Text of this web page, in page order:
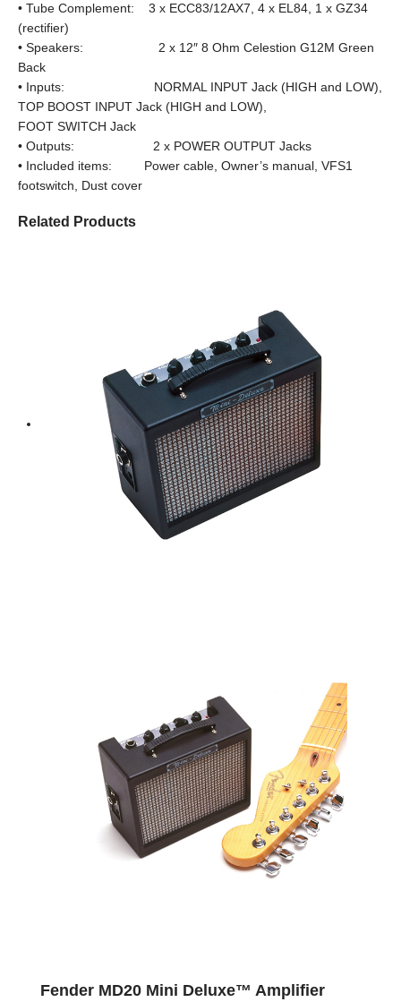
• Tube Complement: 3 x ECC83/12AX7, 4 x EL84, 1 x GZ34
(rectifier)
• Speakers: 2 x 12″ 8 Ohm Celestion G12M Green
Back
• Inputs: NORMAL INPUT Jack (HIGH and LOW),
TOP BOOST INPUT Jack (HIGH and LOW),
FOOT SWITCH Jack
• Outputs: 2 x POWER OUTPUT Jacks
• Included items: Power cable, Owner’s manual, VFS1
footswitch, Dust cover
Related Products
Fender MD20 Mini Deluxe™ Amplifier